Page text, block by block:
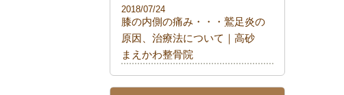
膝の内側の痛み・・・鷲足炎の
原因、治療法について｜高砂
まえかわ整骨院
2018/07/24